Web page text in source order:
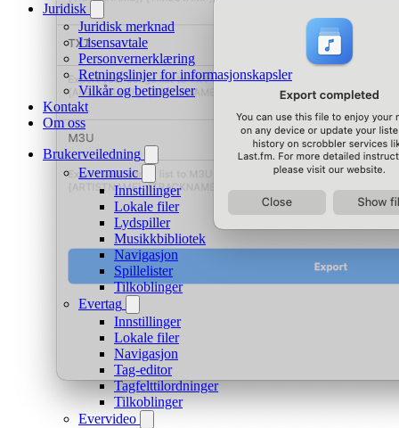
Juridisk
Juridisk merknad
Lisensavtale
Personvernerklæring
Retningslinjer for informasjonskapsler
Vilkår og betingelser
Kontakt
Om oss
Brukerveiledning
Evermusic
Innstillinger
Lokale filer
Lydspiller
Musikkbibliotek
Navigasjon
Spillelister
Tilkoblinger
Evertag
Innstillinger
Lokale filer
Navigasjon
Tag-editor
Tagfelttilordninger
Tilkoblinger
Evervideo